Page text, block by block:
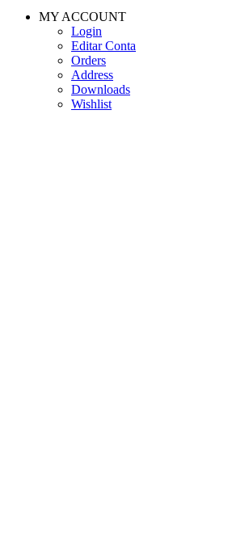
MY ACCOUNT
Login
Editar Conta
Orders
Address
Downloads
Wishlist